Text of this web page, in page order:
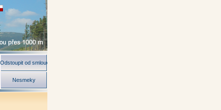
Odstoupit od smlouvy
Nesmeky